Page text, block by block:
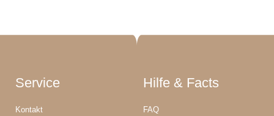
Service
Kontakt
Hilfe & Facts
FAQ